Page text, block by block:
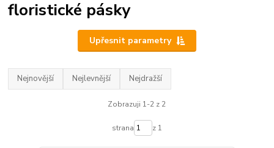
floristické pásky
Upřesnit parametry
Nejnovější Nejlevnější Nejdražší
Zobrazuji 1-2 z 2
strana z 1